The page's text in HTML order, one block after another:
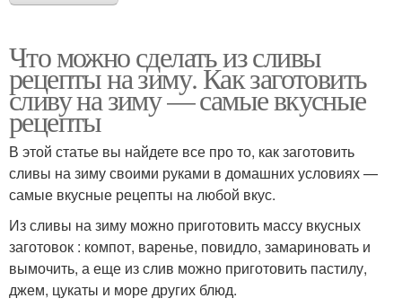
Что можно сделать из сливы
рецепты на зиму. Как заготовить
сливу на зиму — самые вкусные
рецепты
В этой статье вы найдете все про то, как заготовить
сливы на зиму своими руками в домашних условиях —
самые вкусные рецепты на любой вкус.
Из сливы на зиму можно приготовить массу вкусных
заготовок : компот, варенье, повидло, замариновать и
вымочить, а еще из слив можно приготовить пастилу,
джем, цукаты и море других блюд.